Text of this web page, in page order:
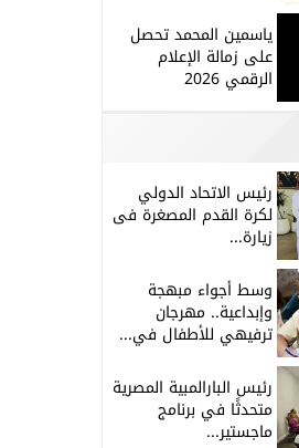
ياسمين المحمد تحصل
على زمالة الإعلام
الرقمي 2026
رئيس الاتحاد الدولي
لكرة القدم المصغرة فى
زيارة...
وسط أجواء مبهجة
وإبداعية.. مهرجان
ترفيهي للأطفال في...
رئيس البارالمبية المصرية
متحدثًا في برنامج
ماجستير...